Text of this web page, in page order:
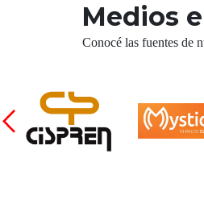
Medios
Conocé las fuentes de